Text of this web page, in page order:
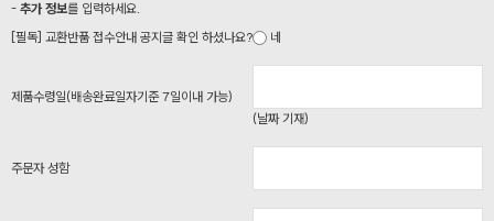
- 추가 정보를 입력하세요.
[필독] 교환반품 접수안내 공지글 확인 하셨나요?
네
제품수령일(배송완료일자기준 7일이내 가능)
(날짜 기재)
주문자 성함